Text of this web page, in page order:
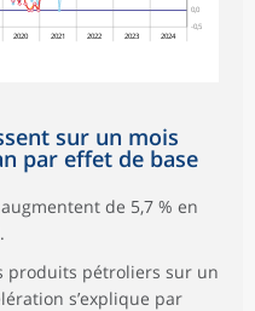
-0,5
0,0
2020 2021 2022 2023 2024
sur un mois
par effet de base
de 5,7 % en
produits pétroliers sur un
s’explique par